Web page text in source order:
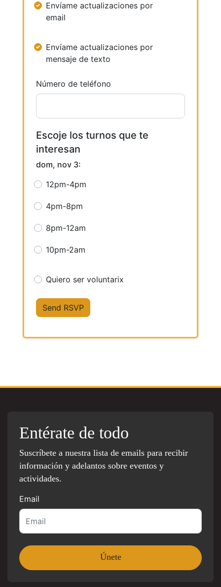
Envíame actualizaciones por
email
Envíame actualizaciones por
mensaje de texto
Número de teléfono
Escoje los turnos que te
interesan
dom, nov 3:
12pm-4pm
4pm-8pm
8pm-12am
10pm-2am
Quiero ser voluntarix
Entérate de todo
Suscríbete a nuestra lista de emails para recibir
información y adelantos sobre eventos y
actividades.
Email